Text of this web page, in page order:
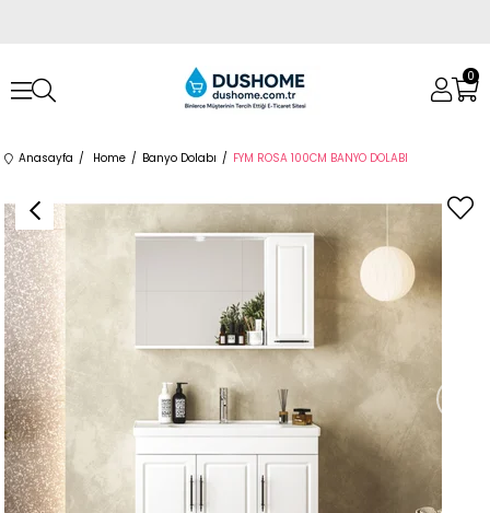
0
Anasayfa Home Banyo Dolabı FYM ROSA 100CM BANYO DOLABI